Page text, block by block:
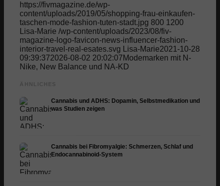
https://fivmagazine.de/wp-
content/uploads/2019/05/shopping-frau-einkaufen-
taschen-mode-fashion-tuten-stadt.jpg 800 1200
Lisa-Marie /wp-content/uploads/2023/08/fiv-
magazine-logo-favicon-news-influencer-fashion-
interior-travel-real-esates.svg
Lisa-Marie2021-10-28
09:39:372026-08-02 20:02:07Modemarken mit N-
Nike, New Balance und NA-KD
ÄHNLICHES
Cannabis und ADHS: Dopamin, Selbstmedikation und
was Studien zeigen
Cannabis bei Fibromyalgie: Schmerzen, Schlaf und
Endocannabinoid-System